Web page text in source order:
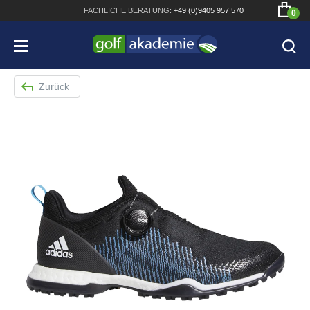
FACHLICHE BERATUNG: +49 (0)9405 957 570 0
Cobra King F8+ Driver
Titleist Pro V1x mit gratis Schriftaufdruck
Bennington Waterproof QO14 Sport Cartbag
Zurück